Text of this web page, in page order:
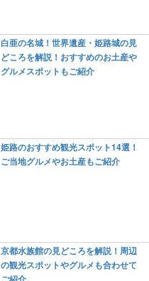
白亜の名城！世界遺産・姫路城の見
どころを解説！おすすめのお土産や
グルメスポットもご紹介
姫路のおすすめ観光スポット14選！
ご当地グルメやお土産もご紹介
京都水族館の見どころを解説！周辺
の観光スポットやグルメも合わせて